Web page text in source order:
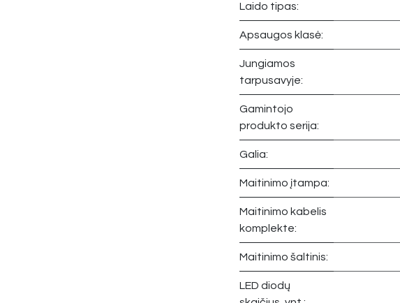
Laido tipas:
Apsaugos klasė:
Jungiamos
tarpusavyje:
Gamintojo
produkto serija:
Galia:
Maitinimo įtampa:
Maitinimo kabelis
komplekte:
Maitinimo šaltinis:
LED diodų